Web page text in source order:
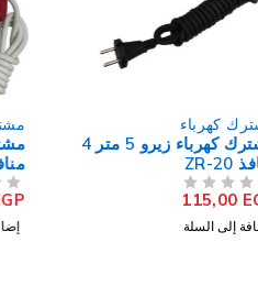
مشترك كهرباء
منافذ
30,00EGP
إضافة إلى السلة